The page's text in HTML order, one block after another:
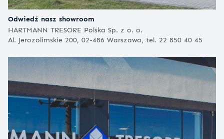
Odwiedź nasz showroom
HARTMANN TRESORE Polska Sp. z o. o.
Al. Jerozolimskie 200, 02-486 Warszawa, tel. 22 850 40 45